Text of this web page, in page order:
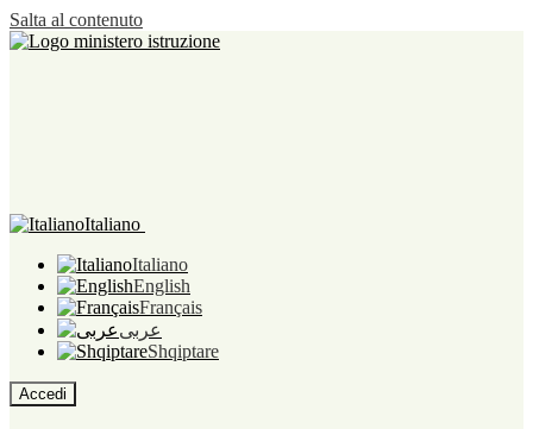
Salta al contenuto
Italiano
Italiano
English
Français
عربى
Shqiptare
Accedi